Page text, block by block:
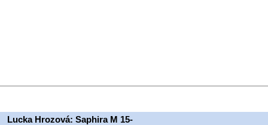
Lucka Hrozová: Saphira M 15-